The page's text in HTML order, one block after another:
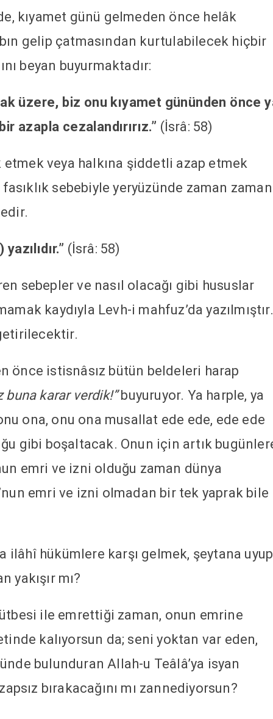
kıyamet günü gelmeden önce helâk
gelip çatmasından kurtulabilecek hiçbir
beyan buyurmaktadır:
üzere, biz onu kıyamet gününden önce
azapla cezalandırırız.” (İsrâ: 58)
veya halkına şiddetli azap etmek
sebebiyle yeryüzünde zaman zaman
(İsrâ: 58)
sebepler ve nasıl olacağı gibi hususlar
kaydıyla Levh-i mahfuz’da yazılmıştır.
önce istisnâsız bütün beldeleri harap
buna karar verdik!”buyuruyor. Ya harple, ya
ona, onu ona musallat ede ede, ede ede
gibi boşaltacak. Onun için artık
emri ve izni olduğu zaman dünya
emri ve izni olmadan bir tek yaprak bile
ilâhî hükümlere karşı gelmek, şeytana uyup
yakışır mı?
ile emrettiği zaman, onun emrine
kalıyorsun da; seni yoktan var eden,
bulunduran Allah-u Teâlâ’ya isyan
bırakacağını mı zannediyorsun?